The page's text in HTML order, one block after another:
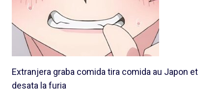
Extranjera graba comida tira comida au Japon et
desata la furia